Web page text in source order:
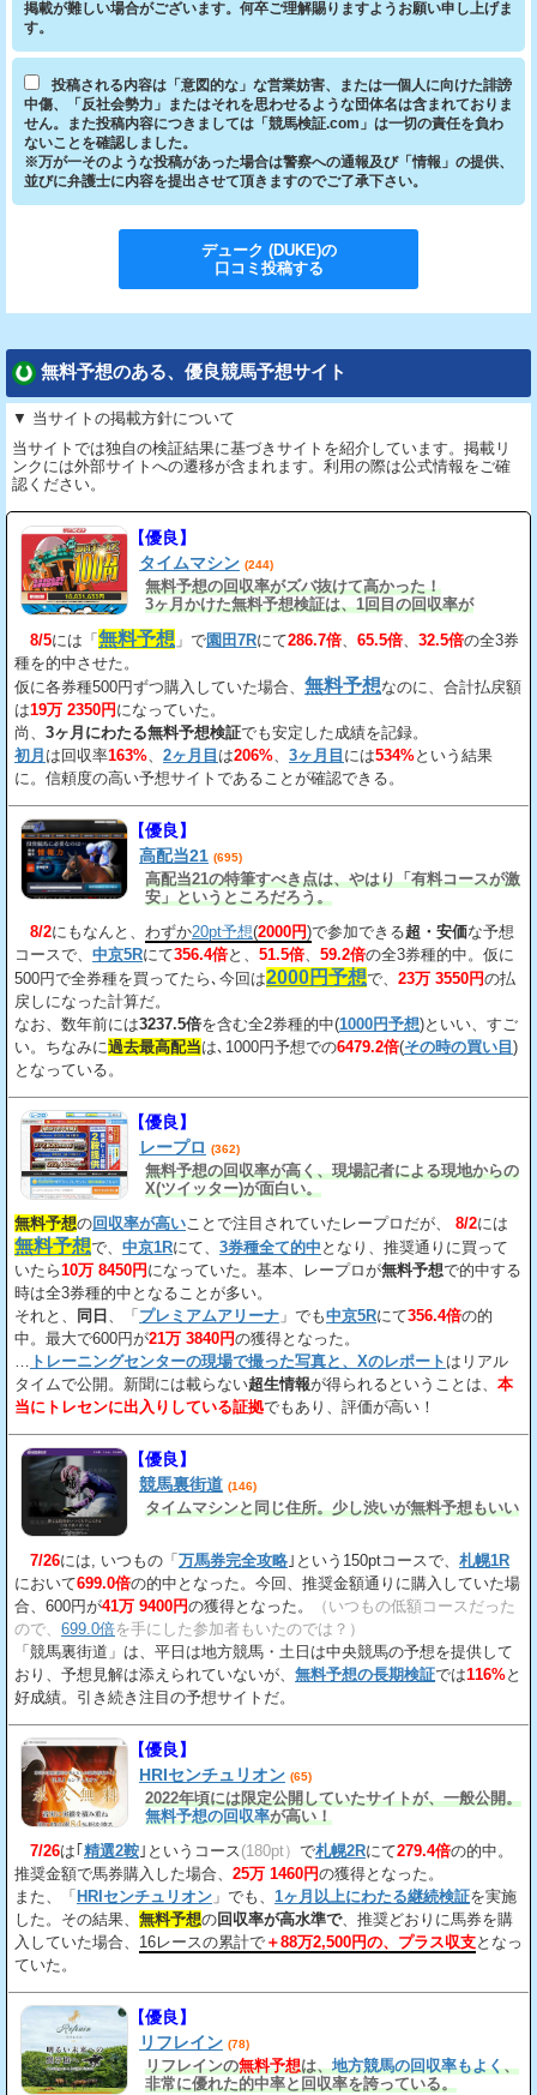
掲載が難しい場合がございます。何卒ご理解賜りますようお願い申し上げま
す。
投稿される内容は「意図的な」な営業妨害、または一個人に向けた誹謗
中傷、「反社会勢力」またはそれを思わせるような団体名は含まれておりま
せん。また投稿内容につきましては「競馬検証.com」は一切の責任を負わ
ないことを確認しました。
※万が一そのような投稿があった場合は警察への通報及び「情報」の提供、
並びに弁護士に内容を提出させて頂きますのでご了承下さい。
デューク (DUKE)の
口コミ投稿する
無料予想のある、優良競馬予想サイト
▼ 当サイトの掲載方針について
当サイトでは独自の検証結果に基づきサイトを紹介しています。掲載リ
ンクには外部サイトへの遷移が含まれます。利用の際は公式情報をご確
認ください。
【優良】
タイムマシン (244)
無料予想の回収率がズバ抜けて高かった！
3ヶ月かけた無料予想検証は、1回目の回収率が
8/5には「 無料予想 」で園田7Rにて286.7倍、 65.5倍、 32.5倍の全3券
種を的中させた。
仮に各券種500円ずつ購入していた場合、 無料予想なのに、合計払戻額
は19万 2350円 になっていた。
尚、 3ヶ月にわたる無料予想検証でも安定した成績を記録。
初月 は回収率163%、 2ヶ月目 は206%、 3ヶ月目 には534%という結果
に。信頼度の高い予想サイトであることが確認できる。
【優良】
高配当21 (695)
高配当21の特筆すべき点は、やはり「有料コースが激
安」というところだろう。
8/2にもなんと、 わずか20pt予想(2000円)で参加できる超・安価な予想
コースで、 中京5Rにて356.4倍と、 51.5倍、 59.2倍の全3券種的中。仮に
500円で全券種を買ってたら､今回は2000円予想で、 23万 3550円の払
戻しになった計算だ。
なお、数年前には3237.5倍を含む全2券種的中(1000円予想)といい、すご
い。ちなみに過去最高配当は､1000円予想での6479.2倍(その時の買い目 )
となっている。
【優良】
レープロ (362)
無料予想の回収率が高く、現場記者による現地からの
X(ツイッター)が面白い。
無料予想の回収率が高いことで注目されていたレープロだが、 8/2には
無料予想で、 中京1Rにて、 3券種全て的中 となり、推奨通りに買って
いたら10万 8450円 になっていた。基本、レープロが無料予想で的中する
時は全3券種的中となることが多い。
それと、
同日 、「 プレミアムアリーナ 」でも中京5Rにて356.4倍の的
中。最大で600円が21万 3840円の獲得となった。
… トレーニングセンターの現場で撮った写真と、Xのレポート はリアル
タイムで公開。新聞には載らない超生情報が得られるということは、 本
当にトレセンに出入りしている証拠でもあり、評価が高い！
【優良】
競馬裏街道 (146)
タイムマシンと同じ住所。少し渋いが無料予想もいい
7/26には, いつもの「 万馬券完全攻略 ｣という150ptコースで、 札幌1R
において699.0倍の的中となった。今回、推奨金額通りに購入していた場
合、600円が41万 9400円の獲得となった。
（いつもの低額コースだった
ので、 699.0倍を手にした参加者もいたのでは？）
「競馬裏街道」は、平日は地方競馬・土日は中央競馬の予想を提供して
おり、予想見解は添えられていないが、 無料予想の長期検証では116%と
好成績。引き続き注目の予想サイトだ。
【優良】
HRIセンチュリオン (65)
2022年頃には限定公開していたサイトが、一般公開。
無料予想の回収率が高い！
7/26は｢ 精選2鞍 ｣というコース(180pt） で札幌2Rにて279.4倍の的中。
推奨金額で馬券購入した場合、 25万 1460円の獲得となった。
また、「 HRIセンチュリオン 」でも、 1ヶ月以上にわたる継続検証を実施
した。その結果、 無料予想の回収率が高水準で、推奨どおりに馬券を購
入していた場合、 16レースの累計で ＋88万2,500円の、プラス収支となっ
ていた。
【優良】
リフレイン (78)
リフレインの無料予想は、地方競馬の回収率もよく、
非常に優れた的中率と回収率を誇っている。